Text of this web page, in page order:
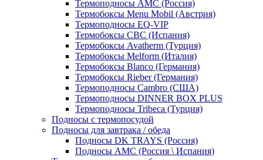
Термоподносы AMC (Россия)
Термобоксы Menu Mobil (Австрия)
Термоподносы EQ-VIP
Термобоксы CBC (Испания)
Термобоксы Avatherm (Турция)
Термобоксы Melform (Италия)
Термобоксы Blanco (Германия)
Термобоксы Rieber (Германия)
Термоподносы Cambro (США)
Термоподносы DINNER BOX PLUS
Термоподносы Tribeca (Турция)
Подносы с термопосудой
Подносы для завтрака / обеда
Подносы DK TRAYS (Россия)
Подносы AMC (Россия \ Испания)